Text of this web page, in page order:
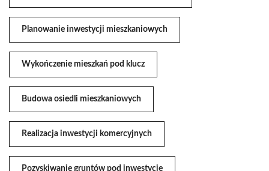
Planowanie inwestycji mieszkaniowych
Wykończenie mieszkań pod klucz
Budowa osiedli mieszkaniowych
Realizacja inwestycji komercyjnych
Pozyskiwanie gruntów pod inwestycje